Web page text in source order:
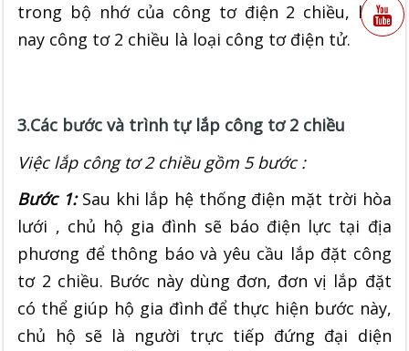
trong bộ nhớ của công tơ điện 2 chiều, hiện
nay công tơ 2 chiều là loại công tơ điện tử.
3.Các bước và trình tự lắp công tơ 2 chiều
Việc lắp công tơ 2 chiều gồm 5 bước :
Bước 1:Sau khi lắp hệ thống điện mặt trời hòa
lưới , chủ hộ gia đình sẽ báo điện lực tại địa
phương để thông báo và yêu cầu lắp đặt công
tơ 2 chiều. Bước này dùng đơn, đơn vị lắp đặt
có thể giúp hộ gia đình để thực hiện bước này,
chủ hộ sẽ là người trực tiếp đứng đại diện